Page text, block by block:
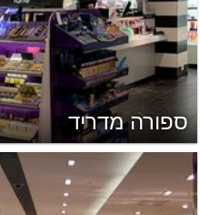
ספורה מדריד